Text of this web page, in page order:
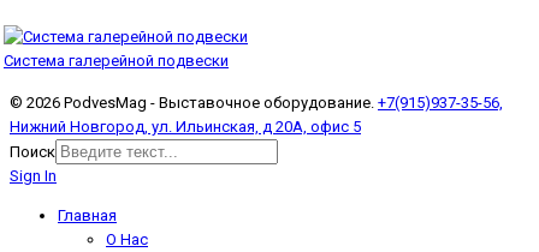
Система галерейной подвески
© 2026 PodvesMag - Выставочное оборудование. +7(915)937-35-56,
Нижний Новгород, ул. Ильинская, д 20А, офис 5
Поиск
Sign In
Главная
О Нас